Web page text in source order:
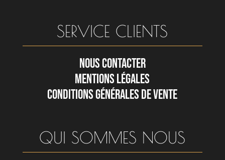
SERVICE CLIENTS
NOUS CONTACTER
MENTIONS LÉGALES
CONDITIONS GÉNÉRALES DE VENTE
QUI SOMMES NOUS